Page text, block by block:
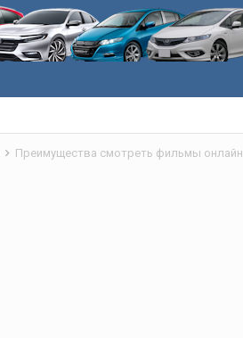
Преимущества смотреть фильмы онлайн